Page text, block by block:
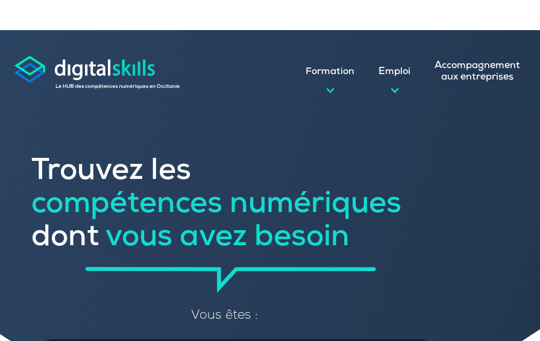
Formation
Rechercher une formation dans le numérique
Référencer votre offre de formation
Emploi
Publier vos offres d’emploi
Trouver un candidat (CVthèque)
Sourcer une école
Accompagnement
aux entreprises
Trouvez les
compétences numériques
dont vous avez besoin
Vous êtes :